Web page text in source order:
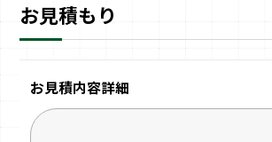
お見積もり
お見積内容詳細